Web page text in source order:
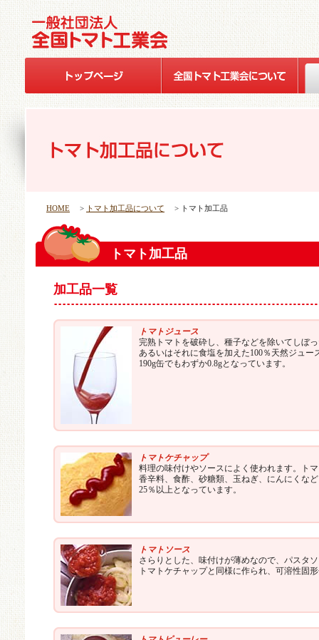
HOME > トマト加工品について > トマト加工品
トマト加工品
加工品一覧
トマトジュース
完熟トマトを破砕し、種子などを除いてしぼ
あるいはそれに食塩を加えた100％天然ジュ
190g缶でもわずか0.8gとなっています。
トマトケチャップ
料理の味付けやソースによく使われます。ト
香辛料、食酢、砂糖類、玉ねぎ、にんにくな
25％以上となっています。
トマトソース
さらりとした、味付けが薄めなので、パスタ
トマトケチャップと同様に作られ、可溶性固